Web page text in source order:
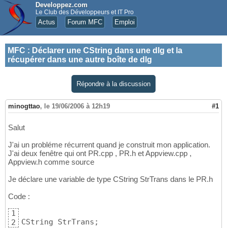
Developpez.com
Le Club des Développeurs et IT Pro
Actus Forum MFC Emploi
MFC : Déclarer une CString dans une dlg et la
récupérer dans une autre boîte de dlg
Répondre à la discussion
minogttao, le 19/06/2006 à 12h19 #1
Salut
J'ai un probléme récurrent quand je construit mon application.
J'ai deux fenêtre qui ont PR.cpp , PR.h et Appview.cpp ,
Appview.h comme source
Je déclare une variable de type CString StrTrans dans le PR.h
Code :
1
2
CString StrTrans;